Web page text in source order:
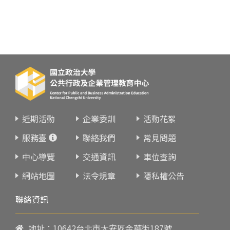
近期活動 企業委訓
活動花絮
服務臺
聯絡我們
常見問題
中心導覽
交通資訊
車位查詢
網站地圖
法令規章
隱私權公告
聯絡資訊